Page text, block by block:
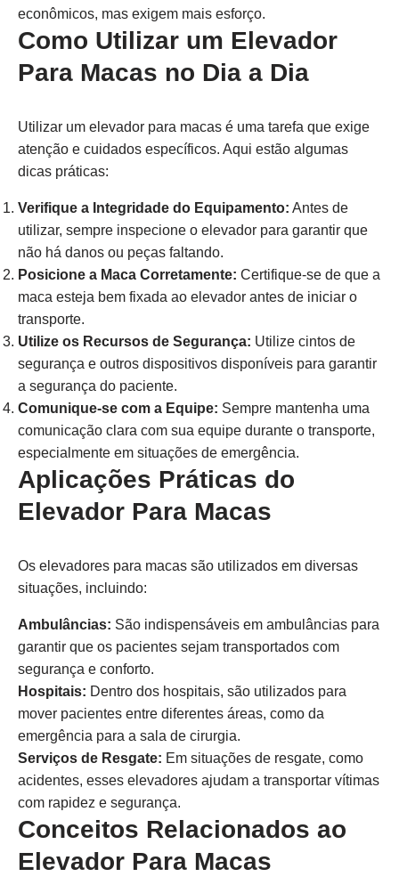
econômicos, mas exigem mais esforço.
Como Utilizar um Elevador
Para Macas no Dia a Dia
Utilizar um elevador para macas é uma tarefa que exige
atenção e cuidados específicos. Aqui estão algumas
dicas práticas:
Verifique a Integridade do Equipamento: Antes de
utilizar, sempre inspecione o elevador para garantir que
não há danos ou peças faltando.
Posicione a Maca Corretamente: Certifique-se de que a
maca esteja bem fixada ao elevador antes de iniciar o
transporte.
Utilize os Recursos de Segurança: Utilize cintos de
segurança e outros dispositivos disponíveis para garantir
a segurança do paciente.
Comunique-se com a Equipe: Sempre mantenha uma
comunicação clara com sua equipe durante o transporte,
especialmente em situações de emergência.
Aplicações Práticas do
Elevador Para Macas
Os elevadores para macas são utilizados em diversas
situações, incluindo:
Ambulâncias: São indispensáveis em ambulâncias para
garantir que os pacientes sejam transportados com
segurança e conforto.
Hospitais: Dentro dos hospitais, são utilizados para
mover pacientes entre diferentes áreas, como da
emergência para a sala de cirurgia.
Serviços de Resgate: Em situações de resgate, como
acidentes, esses elevadores ajudam a transportar vítimas
com rapidez e segurança.
Conceitos Relacionados ao
Elevador Para Macas